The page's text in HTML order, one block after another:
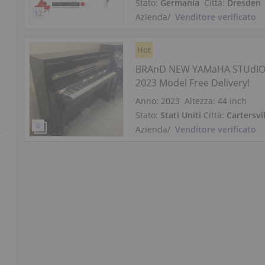
Stato: Germania Città: Dresden
Azienda/ Venditore verificato
Hot
BRAnD NEW YAMaHA
2023 Model Free Delivery!
Anno: 2023 Altezza:44 inch
Stato: Stati Uniti Città:
Azienda/ Venditore verificato